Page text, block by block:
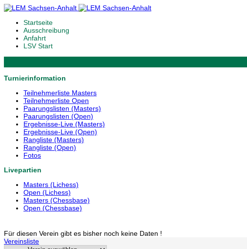
Startseite
Ausschreibung
Anfahrt
LSV Start
Turnierinformation
Teilnehmerliste Masters
Teilnehmerliste Open
Paarungslisten (Masters)
Paarungslisten (Open)
Ergebnisse-Live (Masters)
Ergebnisse-Live (Open)
Rangliste (Masters)
Rangliste (Open)
Fotos
Livepartien
Masters (Lichess)
Open (Lichess)
Masters (Chessbase)
Open (Chessbase)
Für diesen Verein gibt es bisher noch keine Daten !
Vereinsliste